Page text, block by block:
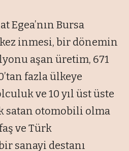
Egea’nın Bursa
inmesi, bir dönemin
aşan üretim, 671
fazla ülkeye
ve 10 yıl üst üste
satan otomobili olma
ve Türk
sanayi destanı